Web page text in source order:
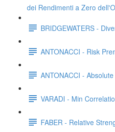
dei Rendimenti a Zero
BRIDGEWATERS -
ANTONACCI - Risk
ANTONACCI -
VARADI - Min
FABER - Relative